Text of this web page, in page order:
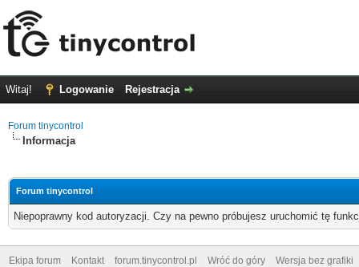
Witaj! Logowanie Rejestracja
Forum tinycontrol
Informacja
Forum tinycontrol
Niepoprawny kod autoryzacji. Czy na pewno próbujesz uruchomić tę
Ekipa forum Kontakt forum.tinycontrol.pl Wróć do góry Wersja bez grafiki